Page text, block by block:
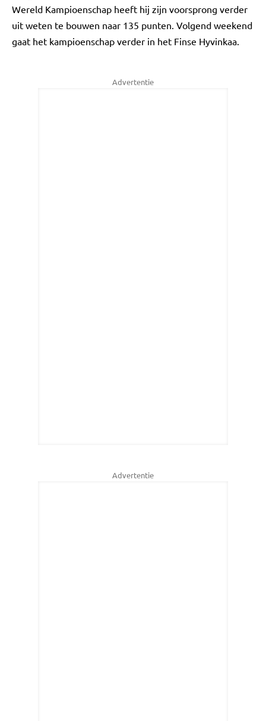
Wereld Kampioenschap heeft hij zijn voorsprong verder
uit weten te bouwen naar 135 punten. Volgend weekend
gaat het kampioenschap verder in het Finse Hyvinkaa.
Advertentie
Advertentie